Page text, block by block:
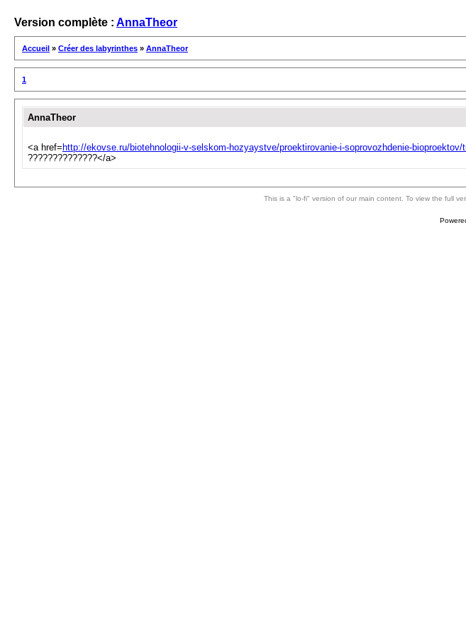
Version complète : AnnaTheor
Accueil » Créer des labyrinthes » AnnaTheor
1
AnnaTheor
<a href= http://ekovse.ru/biotehnologii-v-selskom-hozyaystve/proektirovanie-i-soprovozhdenie-
??????????????</a>
This is a "lo-fi" version of our main content. To view the full